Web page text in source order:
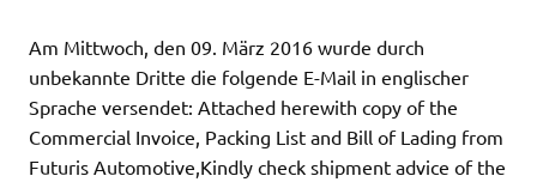
Am Mittwoch, den 09. März 2016 wurde durch
unbekannte Dritte die folgende E-Mail in englischer
Sprache versendet: Attached herewith copy of the
Commercial Invoice, Packing List and Bill of Lading from
Futuris Automotive,Kindly check shipment advice of the